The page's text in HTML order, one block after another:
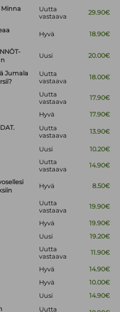
Uutta
vastaava
29.90€
Hyvä 18.90€
Uusi 20.00€
Jumala
Uutta
vastaava
18.00€
Uutta
vastaava
17.90€
Hyvä
17.90€
Uutta
vastaava
13.90€
Uusi 10.20€
Uutta
vastaava
14.90€
Hyvä 8.50€
Uutta
vastaava
19.90€
Hyvä
19.90€
Uusi 19.20€
Uutta
vastaava
11.90€
Hyvä
14.90€
Hyvä
10.00€
Uusi
14.90€
Uutta